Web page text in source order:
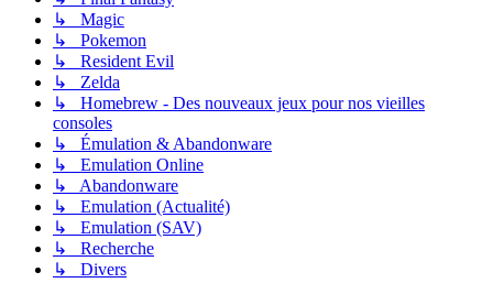
↳ Magic
↳ Pokemon
↳ Resident Evil
↳ Zelda
↳ Homebrew - Des nouveaux jeux pour nos vieilles
consoles
↳ Émulation & Abandonware
↳ Emulation Online
↳ Abandonware
↳ Emulation (Actualité)
↳ Emulation (SAV)
↳ Recherche
↳ Divers